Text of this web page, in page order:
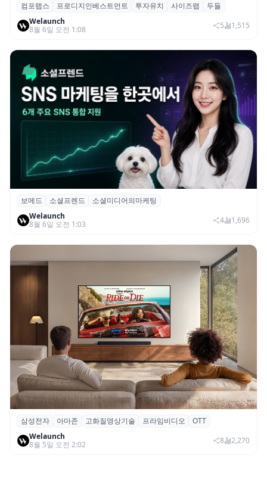
컴포랩스, 프로디지인베스트먼트로부터 시
드 투자 유치
컴포랩스 프로디지인베스트먼트 투자유치 사이즈랩
두들
Welaunch
8월 6일 오전 1:08
5 1,515
보메드 ‘소셜프렌드’, 유튜브·인스타 등 6개
SNS 마케팅 통합 지원
보메드 소셜프렌드
소셜미디어의마케팅
Welaunch
8월 6일 오전 1:03
4 1,696
삼성전자·아마존, 프라임 비디오에 ‘HDR10+
어드밴스드’ 적용
삼성전자 아마존 고화질영상기술 프라임비디오
OTT
Welaunch
8월 5일 오전 2:02
8 2,270